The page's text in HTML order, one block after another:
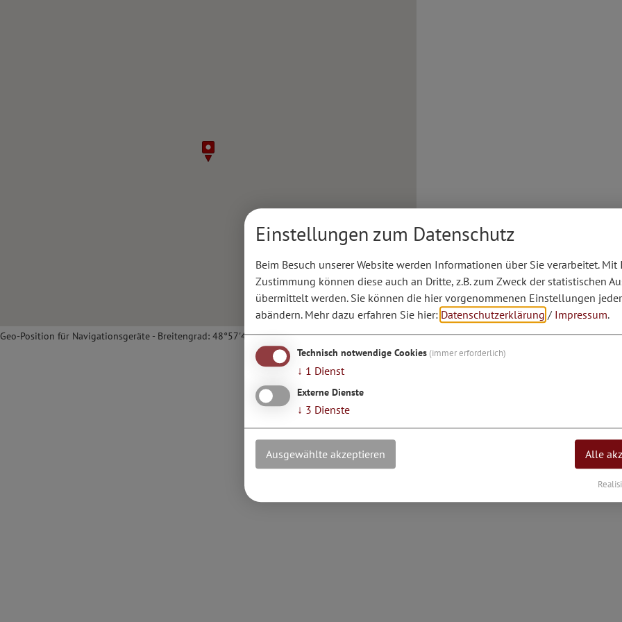
Geo-Position für Navigationsgeräte - Breitengrad: 48°57'40.1''N / Längengrad: 11°23'45.59''E
Einstellungen zum Datenschutz
Beim Besuch unserer Website werden Informationen über Sie verarbeitet. Mit
Zustimmung können diese auch an Dritte, z.B. zum Zweck der statistischen
übermittelt werden. Sie können die hier vorgenommenen Einstellungen
abändern. Mehr dazu erfahren Sie hier: Datenschutzerklärung / Impressum.
Technisch notwendige Cookies (immer erforderlich)
↓ 1 Dienst
Externe Dienste
↓ 3 Dienste
Ausgewählte akzeptieren Alle